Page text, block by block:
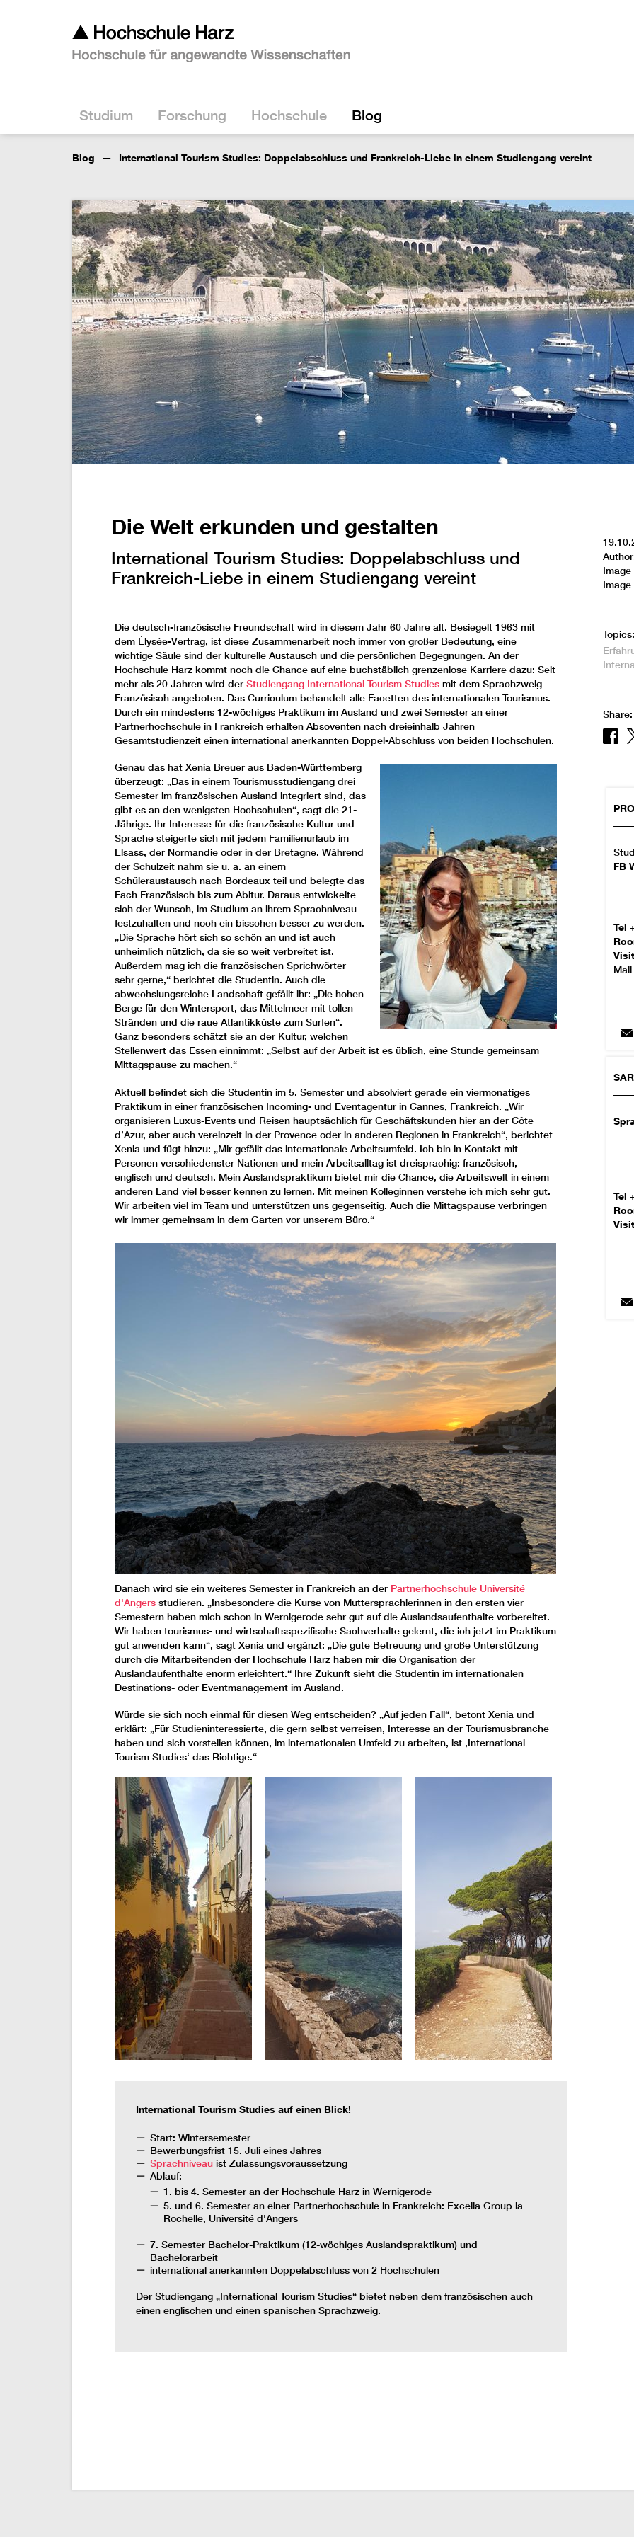
Studium Forschung Hochschule Blog
Blog International Tourism Studies: Doppelabschluss und Frankreich-Liebe in einem Studiengang vereint
Die Welt erkunden und gestalten
International Tourism Studies: Doppelabschluss und
Frankreich-Liebe in einem Studiengang vereint
Die deutsch-französische Freundschaft wird in diesem Jahr 60 Jahre alt. Besiegelt 1963 mit
dem Élysée-Vertrag, ist diese Zusammenarbeit noch immer von großer Bedeutung, eine
wichtige Säule sind der kulturelle Austausch und die persönlichen Begegnungen. An der
Hochschule Harz kommt noch die Chance auf eine buchstäblich grenzenlose Karriere dazu: Seit
mehr als 20 Jahren wird der Studiengang International Tourism Studies mit dem Sprachzweig
Französisch angeboten. Das Curriculum behandelt alle Facetten des internationalen Tourismus.
Durch ein mindestens 12-wöchiges Praktikum im Ausland und zwei Semester an einer
Partnerhochschule in Frankreich erhalten Absoventen nach dreieinhalb Jahren
Gesamtstudienzeit einen international anerkannten Doppel-Abschluss von beiden Hochschulen.
Genau das hat Xenia Breuer aus Baden-Württemberg
überzeugt: „Das in einem Tourismusstudiengang drei
Semester im französischen Ausland integriert sind, das
gibt es an den wenigsten Hochschulen“, sagt die 21-
Jährige. Ihr Interesse für die französische Kultur und
Sprache steigerte sich mit jedem Familienurlaub im
Elsass, der Normandie oder in der Bretagne. Während
der Schulzeit nahm sie u. a. an einem
Schüleraustausch nach Bordeaux teil und belegte das
Fach Französisch bis zum Abitur. Daraus entwickelte
sich der Wunsch, im Studium an ihrem Sprachniveau
festzuhalten und noch ein bisschen besser zu werden.
„Die Sprache hört sich so schön an und ist auch
unheimlich nützlich, da sie so weit verbreitet ist.
Außerdem mag ich die französischen Sprichwörter
sehr gerne,“ berichtet die Studentin. Auch die
abwechslungsreiche Landschaft gefällt ihr: „Die hohen
Berge für den Wintersport, das Mittelmeer mit tollen
Stränden und die raue Atlantikküste zum Surfen“.
Ganz besonders schätzt sie an der Kultur, welchen
Stellenwert das Essen einnimmt: „Selbst auf der Arbeit ist es üblich, eine Stunde gemeinsam
Mittagspause zu machen.“
Aktuell befindet sich die Studentin im 5. Semester und absolviert gerade ein viermonatiges
Praktikum in einer französischen Incoming- und Eventagentur in Cannes, Frankreich. „Wir
organisieren Luxus-Events und Reisen hauptsächlich für Geschäftskunden hier an der Côte
d’Azur, aber auch vereinzelt in der Provence oder in anderen Regionen in Frankreich“, berichtet
Xenia und fügt hinzu: „Mir gefällt das internationale Arbeitsumfeld. Ich bin in Kontakt mit
Personen verschiedenster Nationen und mein Arbeitsalltag ist dreisprachig: französisch,
englisch und deutsch. Mein Auslandspraktikum bietet mir die Chance, die Arbeitswelt in einem
anderen Land viel besser kennen zu lernen. Mit meinen Kolleginnen verstehe ich mich sehr gut.
Wir arbeiten viel im Team und unterstützen uns gegenseitig. Auch die Mittagspause verbringen
wir immer gemeinsam in dem Garten vor unserem Büro.“
Danach wird sie ein weiteres Semester in Frankreich an der Partnerhochschule Université
d'Angers studieren. „Insbesondere die Kurse von Muttersprachlerinnen in den ersten vier
Semestern haben mich schon in Wernigerode sehr gut auf die Auslandsaufenthalte vorbereitet.
Wir haben tourismus- und wirtschaftsspezifische Sachverhalte gelernt, die ich jetzt im Praktikum
gut anwenden kann“, sagt Xenia und ergänzt: „Die gute Betreuung und große Unterstützung
durch die Mitarbeitenden der Hochschule Harz haben mir die Organisation der
Auslandaufenthalte enorm erleichtert.“ Ihre Zukunft sieht die Studentin im internationalen
Destinations- oder Eventmanagement im Ausland.
Würde sie sich noch einmal für diesen Weg entscheiden? „Auf jeden Fall“, betont Xenia und
erklärt: „Für Studieninteressierte, die gern selbst verreisen, Interesse an der Tourismusbranche
haben und sich vorstellen können, im internationalen Umfeld zu arbeiten, ist ‚International
Tourism Studies‘ das Richtige.“
International Tourism Studies auf einen Blick!
Start: Wintersemester
Bewerbungsfrist 15. Juli eines Jahres
Sprachniveauist Zulassungsvoraussetzung
Ablauf:
1. bis 4. Semester an der Hochschule Harz in Wernigerode
5. und 6. Semester an einer Partnerhochschule in Frankreich: Excelia Group la
Rochelle, Université d'Angers
7. Semester Bachelor-Praktikum (12-wöchiges Auslandspraktikum) und
Bachelorarbeit
international anerkannten Doppelabschluss von 2 Hochschulen
Der Studiengang „International Tourism Studies“ bietet neben dem französischen auch
einen englischen und einen spanischen Sprachzweig.
Topics:
Share:
FB
Tel
Mail
Tel